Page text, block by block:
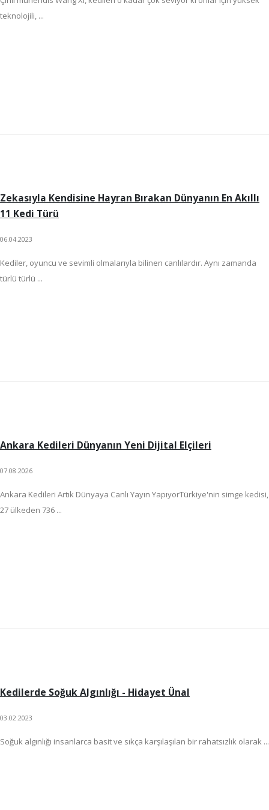
teknolojili, ...
Zekasıyla Kendisine Hayran Bırakan Dünyanın En Akıllı
11 Kedi Türü
06.04.2023
Kediler, oyuncu ve sevimli olmalarıyla bilinen canlılardır. Aynı zamanda
türlü türlü ...
Ankara Kedileri Dünyanın Yeni Dijital Elçileri
07.08.2026
Ankara Kedileri Artık Dünyaya Canlı Yayın YapıyorTürkiye'nin simge kedisi,
27 ülkeden 736 ...
Kedilerde Soğuk Algınlığı - Hidayet Ünal
03.02.2023
Soğuk algınlığı insanlarca basit ve sıkça karşılaşılan bir rahatsızlık olarak ...